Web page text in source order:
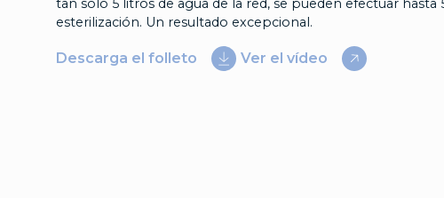
tan solo 5 litros de agua de la red, se pueden efectuar hasta
esterilización. Un resultado excepcional.
Descarga el folleto Ver el vídeo